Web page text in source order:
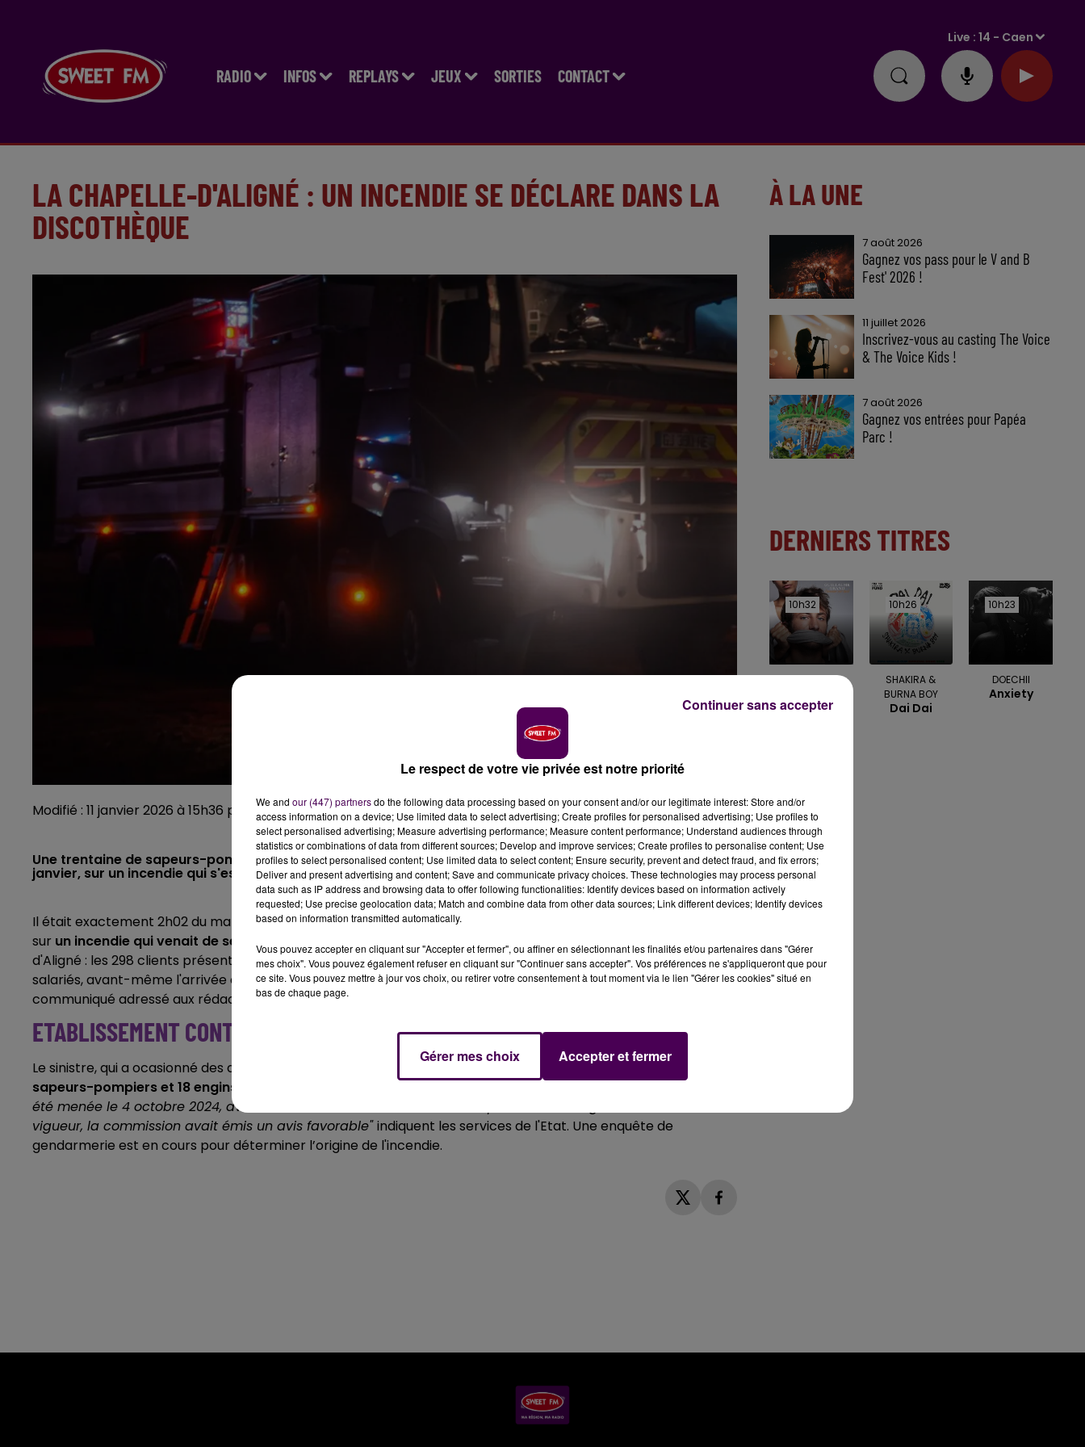
RADIO INFOS REPLAYS JEUX SORTIES CONTACT
Live :14 - Caen
LA CHAPELLE-D'ALIGNÉ : UN INCENDIE SE DÉCLARE DANS LA
DISCOTHÈQUE
Modifié : 11 janvier 2026 à 15h36 par Emilien Borderie
Une trentaine de sapeurs-pompiers est intervenue, aux premières heures de la matinée ce dimanche 11
janvier, sur un incendie qui s'est déclaré dans la discothèque "Le Dream Club" à La Chapelle-d'Aligné.
Il était exactement 2h02 du matin ce dimanche 11 janvier lorsque les secours ont été appelés, pour intervenir
sur un incendie qui venait de se déclarer dans les combles
d'Aligné : les 298 clients présents dans l'établissement ont aussi vite que possible été évacués ainsi que les 19
salariés, avant-même l'arrivée des secours et ce,"dans le calme"précise la préfecture de la Sarthe dans un
communiqué adressé aux rédactions à 9h20.
ETABLISSEMENT CONTRÔLÉ ET VALIDÉ
Le sinistre, qui a ocasionné des dégâts matériels mais qui n'a fait aucun blessé, a mobilisé un total de
sapeurs-pompiers et 18 engins
été menée le 4 octobre 2024, avant sa réouverture : l'établissement répondant à la réglementation en
vigueur, la commission avait émis un avis favorable"indiquent les services de l'Etat. Une enquête de
gendarmerie est en cours pour déterminer l’origine de l'incendie.
À LA UNE
7 août 2026
Gagnez vos pass pour le V and B
Fest' 2026 !
11 juillet 2026
Inscrivez-vous au casting The Voice
& The Voice Kids !
7 août 2026
Gagnez vos entrées pour Papéa
Parc !
DERNIERS TITRES
10h32
10h32
GUILLAUME
Toi Et Moi
10h26
10h26
SHAKIRA &
BURNA BOY
Dai Dai
10h23
10h23
DOECHII
Anxiety
Le respect de votre vie privée est notre priorité
We and our (447) partnersdo the following data processing based on your consent and/or our legitimate interest: Store and/or
access information on a device; Use limited data to select advertising; Create profiles for personalised advertising; Use profiles to
select personalised advertising; Measure advertising performance; Measure content performance; Understand audiences through
statistics or combinations of data from different sources; Develop and improve services; Create profiles to personalise content; Use
profiles to select personalised content; Use limited data to select content; Ensure security, prevent and detect fraud, and fix errors;
Deliver and present advertising and content; Save and communicate privacy choices. These technologies may process personal
data such as IP address and browsing data to offer following functionalities: Identify devices based on information actively
requested; Use precise geolocation data; Match and combine data from other data sources; Link different devices; Identify devices
based on information transmitted automatically.
Vous pouvez accepter en cliquant sur "Accepter et fermer", ou affiner en sélectionnant les finalités et/ou partenaires dans "Gérer
mes choix". Vous pouvez également refuser en cliquant sur "Continuer sans accepter". Vos préférences ne s'appliqueront que pour
ce site. Vous pouvez mettre à jour vos choix, ou retirer votre consentement à tout moment via le lien "Gérer les cookies" situé en
bas de chaque page.
Gérer mes choix Accepter et fermer
Continuer sans accepter